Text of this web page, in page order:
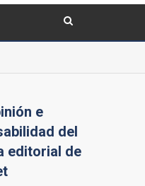
e
del
editorial de